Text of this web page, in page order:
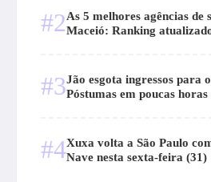
#2As 5 melhores agências de
Maceió: Ranking
#3Jão esgota ingressos para
Póstumas em poucas horas
#4Xuxa volta a São Paulo
Nave nesta sexta-feira (31)